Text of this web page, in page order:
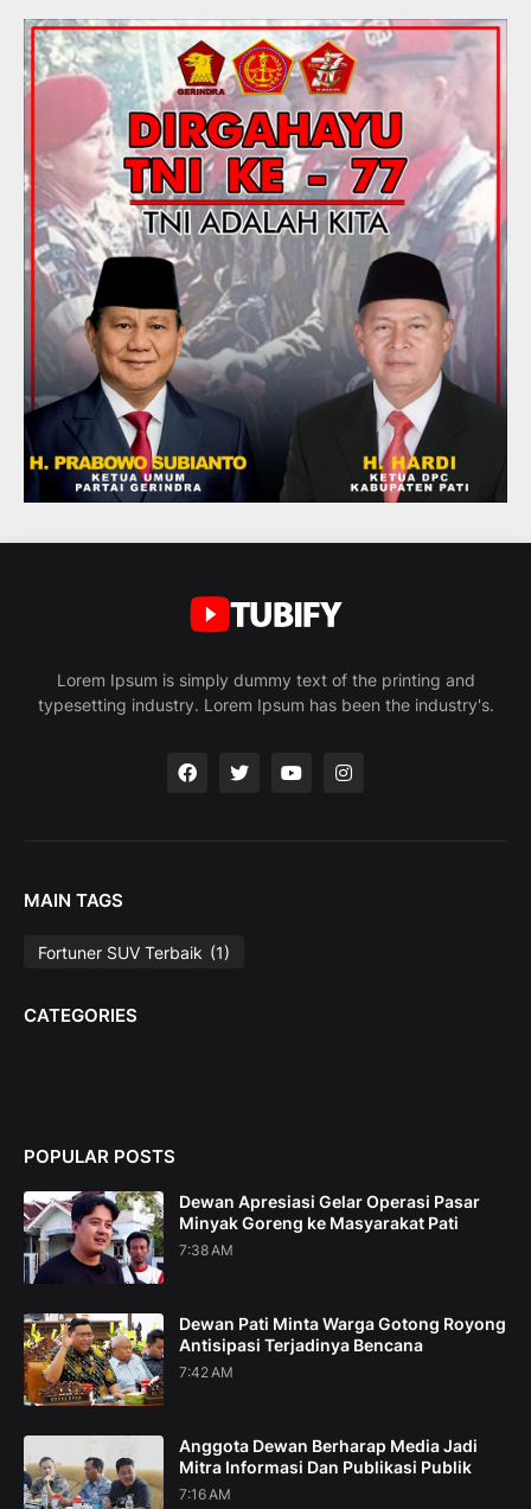
Lorem Ipsum is simply dummy text of the printing and
typesetting industry. Lorem Ipsum has been the industry's.
MAIN TAGS
Fortuner SUV Terbaik (1)
CATEGORIES
POPULAR POSTS
Dewan Apresiasi Gelar Operasi Pasar
Minyak Goreng ke Masyarakat Pati
7:38 AM
Dewan Pati Minta Warga Gotong Royong
Antisipasi Terjadinya Bencana
7:42 AM
Anggota Dewan Berharap Media Jadi
Mitra Informasi Dan Publikasi Publik
7:16 AM